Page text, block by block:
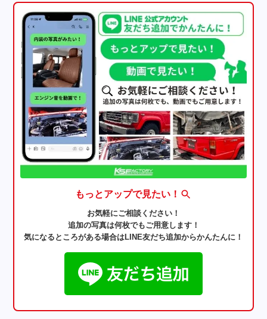
もっとアップで見たい！
お気軽にご相談ください！
追加の写真は何枚でもご用意します！
気になるところがある場合はLINE友だち追加からかんたんに！